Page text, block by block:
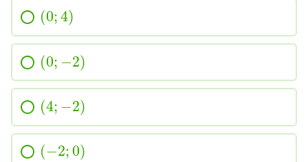
(0;4)
(0; −2)
(4; −2)
(−2;0)